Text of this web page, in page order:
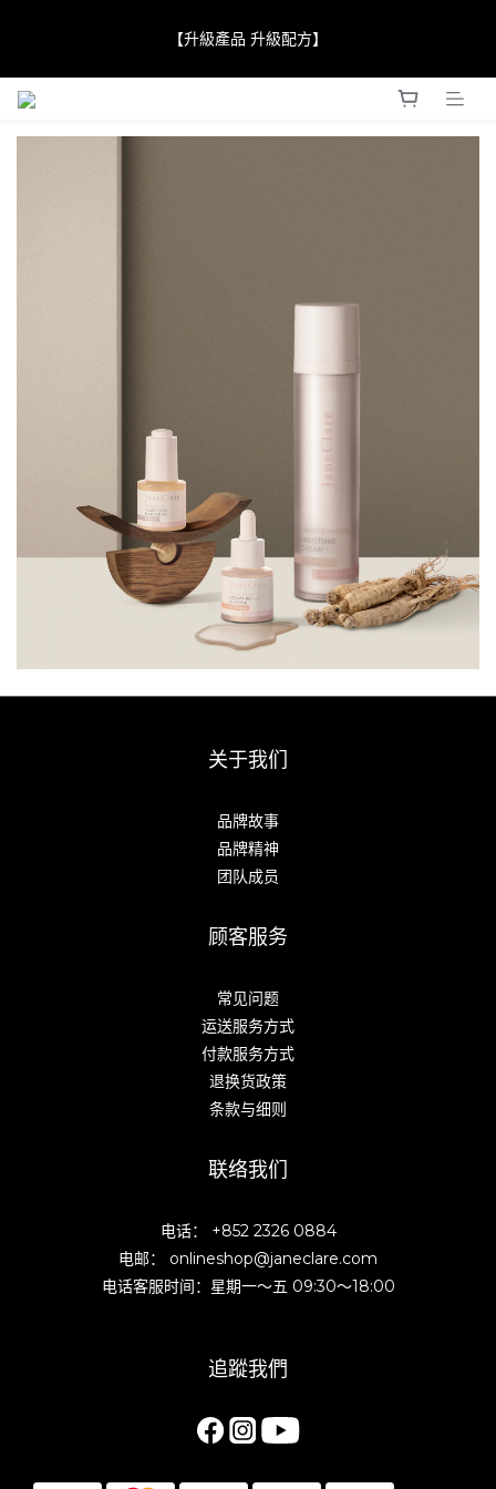
Award 勇奪金獎】
【升級產品 升級配方】
【JaneClare 康膚薈在iida Award Milan 2024 Professional
关于我们
品牌故事
品牌精神
团队成员
顾客服务
常见问题
运送服务方式
付款服务方式
退换货政策
条款与细则
联络我们
电话： +852 2326 0884
电邮： onlineshop@janeclare.com
电话客服时间：星期一～五 09:30～18:00
追蹤我們